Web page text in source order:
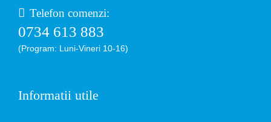
Telefon comenzi:
0734 613 883
(Program: Luni-Vineri 10-16)
Informatii utile